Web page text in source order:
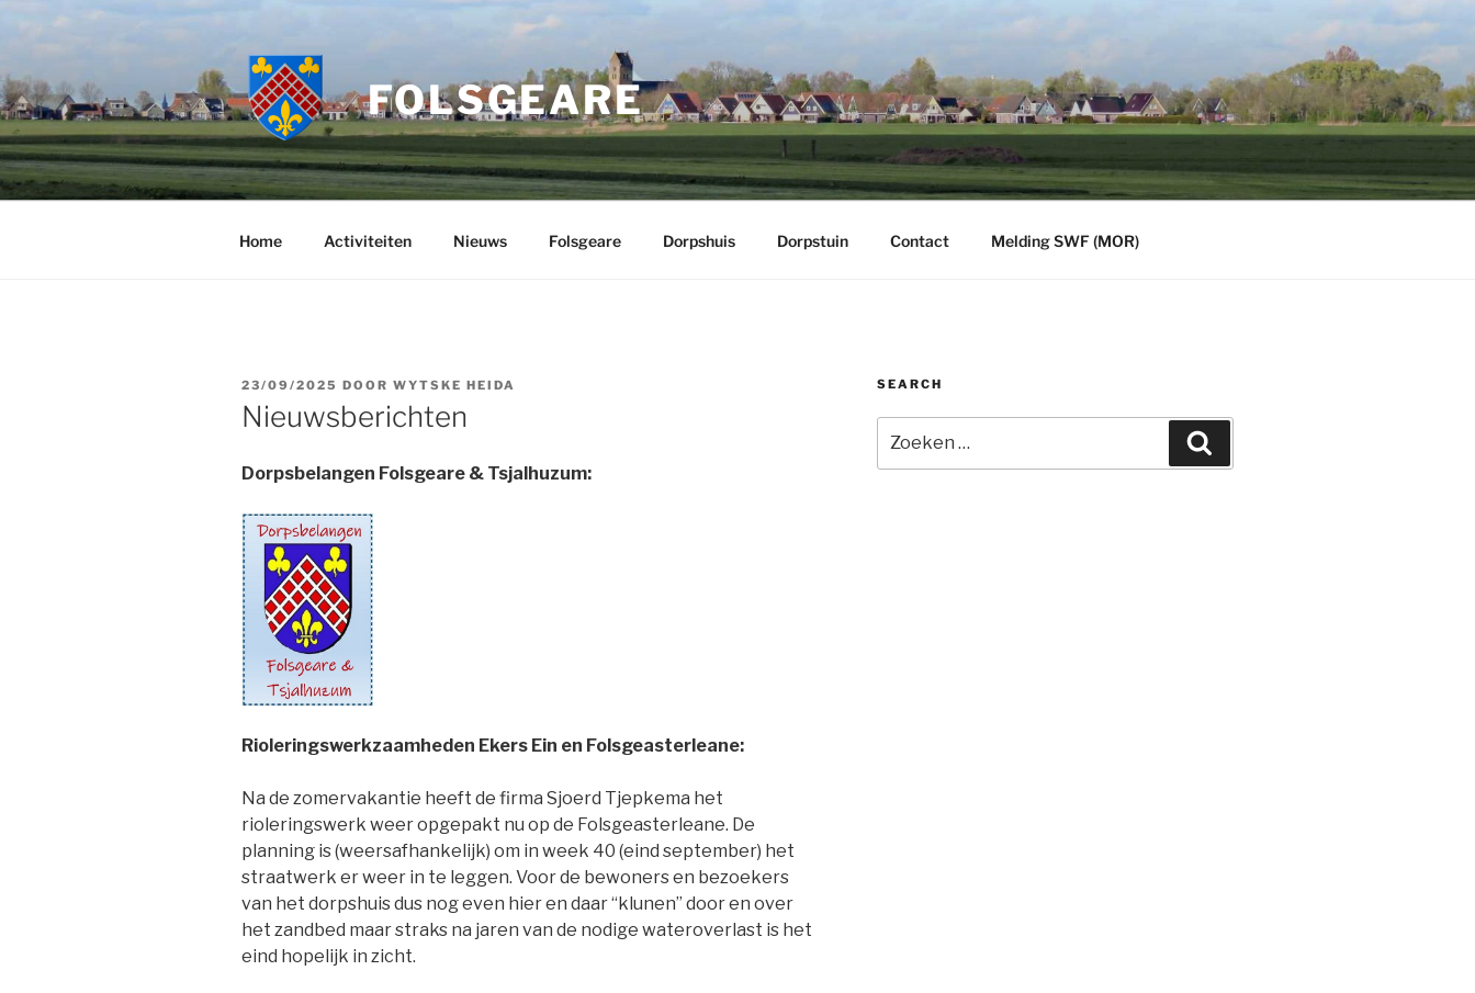
inhoud
FOLSGEARE
Home Activiteiten Nieuws Folsgeare Dorpshuis Dorpstuin Contact Melding SWF (MOR)
GEPLAATST
OP
23/09/2025 DOOR WYTSKE HEIDA
Nieuwsberichten
Dorpsbelangen Folsgeare & Tsjalhuzum:
Rioleringswerkzaamheden Ekers Ein en Folsgeasterleane:
Na de zomervakantie heeft de firma Sjoerd Tjepkema het
rioleringswerk weer opgepakt nu op de Folsgeasterleane. De
planning is (weersafhankelijk) om in week 40 (eind september) het
straatwerk er weer in te leggen. Voor de bewoners en bezoekers
van het dorpshuis dus nog even hier en daar “klunen” door en over
het zandbed maar straks na jaren van de nodige wateroverlast is het
eind hopelijk in zicht.
SEARCH
naar: